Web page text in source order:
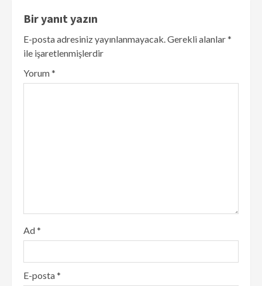
Bir yanıt yazın
E-posta adresiniz yayınlanmayacak.Gerekli alanlar*
ile işaretlenmişlerdir
Yorum*
Ad*
E-posta*